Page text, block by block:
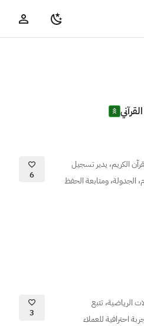
الكريم، يدير تسجيل
الجدولة، ومتابعة الحفظ
6
الرياضية، تتبع
احترافية للعملاء
3